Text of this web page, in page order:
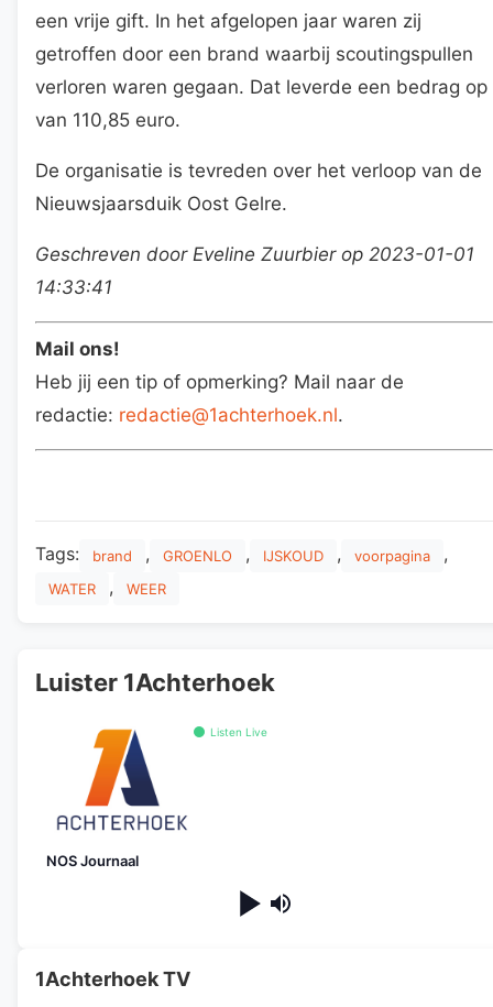
een vrije gift. In het afgelopen jaar waren zij
getroffen door een brand waarbij scoutingspullen
verloren waren gegaan. Dat leverde een bedrag op
van 110,85 euro.
De organisatie is tevreden over het verloop van de
Nieuwsjaarsduik Oost Gelre.
Geschreven door Eveline Zuurbier op 2023-01-01
14:33:41
Mail ons!
Heb jij een tip of opmerking? Mail naar de
redactie: redactie@1achterhoek.nl.
Tags: brand , GROENLO , IJSKOUD , voorpagina ,
WATER , WEER
Luister 1Achterhoek
Listen Live
NOS Journaal
1Achterhoek TV